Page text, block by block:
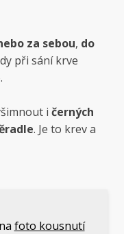
za sebou, do
při sání krve
i černých
. Je to krev a
foto kousnutí